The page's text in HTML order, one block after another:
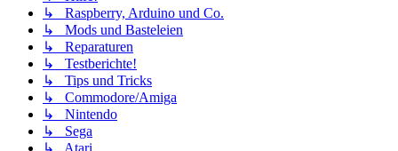
↳ Raspberry, Arduino und Co.
↳ Mods und Basteleien
↳ Reparaturen
↳ Testberichte!
↳ Tips und Tricks
↳ Commodore/Amiga
↳ Nintendo
↳ Sega
↳ Atari